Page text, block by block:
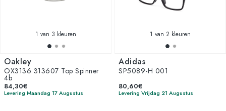
1 van 3 kleuren
Oakley
OX3136 313607 Top Spinner
4b
84,30€
Levering Maandag 17 Augustus
1 van 2 kleuren
Adidas
SP5089-H 001
80,60€
Levering Vrijdag 21 Augustus